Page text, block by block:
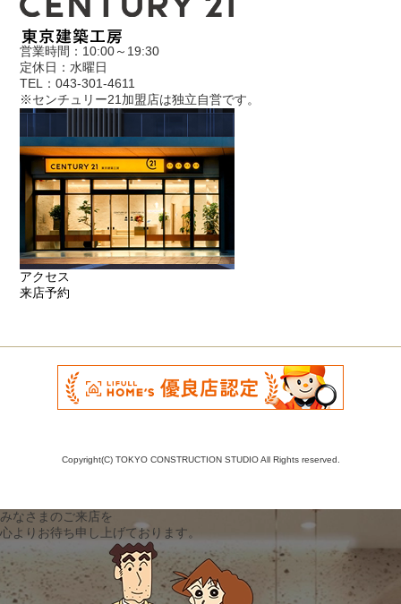
営業時間：10:00～19:30
定休日：水曜日
TEL：043-301-4611
※センチュリー21加盟店は独立自営です。
アクセス
来店予約
Copyright(C) TOKYO CONSTRUCTION STUDIO All Rights reserved.
みなさまのご来店を
心よりお待ち申し上げております。